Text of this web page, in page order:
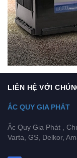
LIÊN HỆ VỚI
ẮC QUY GIA PHÁT
Ắc Quy Gia Phát ,
Varta, GS, Delkor,